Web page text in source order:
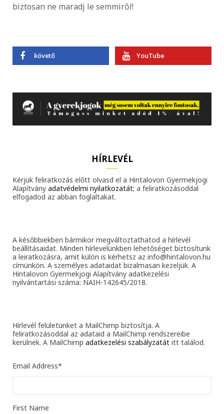
biztosan ne maradj le semmiről!
követő YouTube
HÍRLEVÉL
Kérjük feliratkozás előtt olvasd el a Hintalovon Gyermekjogi
Alapítvány adatvédelmi nyilatkozatát; a feliratkozásoddal
elfogadod az abban foglaltakat.
A későbbiekben bármikor megváltoztathatod a hírlevél
beállításaidat. Minden hírlevelünkben lehetőséget biztosítunk
a leiratkozásra, amit külön is kérhetsz az info@hintalovon.hu
címünkön. A személyes adataidat bizalmasan kezeljük. A
Hintalovon Gyermekjogi Alapítvány adatkezelési
nyilvántartási száma: NAIH-142645/2018.
Hírlevél felületünket a MailChimp biztosítja. A
feliratkozásoddal az adataid a MailChimp rendszereibe
kerülnek. A MailChimp adatkezelési szabályzatát itt találod.
Email Address*
First Name